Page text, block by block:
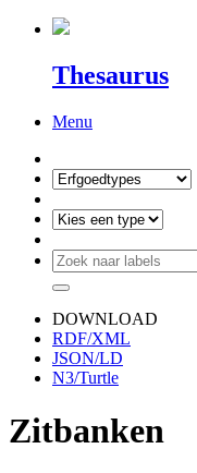
Thesaurus
Menu
DOWNLOAD
RDF/XML
JSON/LD
N3/Turtle
Zitbanken